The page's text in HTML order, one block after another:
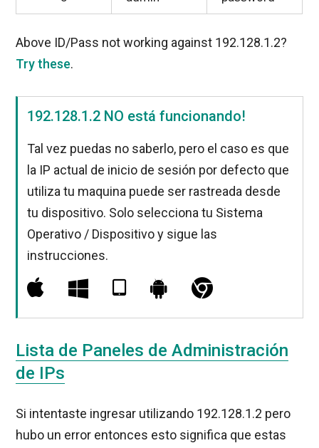
Above ID/Pass not working against 192.128.1.2?
Try these.
192.128.1.2 NO está funcionando!
Tal vez puedas no saberlo, pero el caso es que
la IP actual de inicio de sesión por defecto que
utiliza tu maquina puede ser rastreada desde
tu dispositivo. Solo selecciona tu Sistema
Operativo / Dispositivo y sigue las
instrucciones.
Lista de Paneles de Administración
de IPs
Si intentaste ingresar utilizando 192.128.1.2 pero
hubo un error entonces esto significa que estas